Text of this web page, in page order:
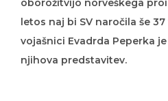
letos naj bi SV naročila še
vojašnici Evadrda Peperka
njihova predstavitev.